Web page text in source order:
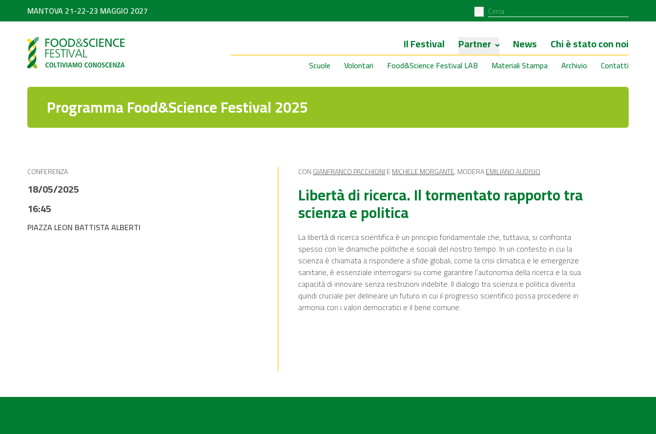
MANTOVA 21-22-23 MAGGIO 2027
Il Festival Partner News Chi è stato con noi
Scuole Volontari Food&Science Festival LAB Materiali Stampa Archivio Contatti
Programma Food&Science Festival 2025
CONFERENZA
18/05/2025
16:45
PIAZZA LEON BATTISTA ALBERTI
CONGIANFRANCO PACCHIONIEMICHELE MORGANTE. MODERAEMILIANO AUDISIO
Libertà di ricerca. Il tormentato rapporto tra
scienza e politica
La libertà di ricerca scientifica è un principio fondamentale che, tuttavia, si confronta
spesso con le dinamiche politiche e sociali del nostro tempo. In un contesto in cui la
scienza è chiamata a rispondere a sfide globali, come la crisi climatica e le emergenze
sanitarie, è essenziale interrogarsi su come garantire l'autonomia della ricerca e la sua
capacità di innovare senza restrizioni indebite. Il dialogo tra scienza e politica diventa
quindi cruciale per delineare un futuro in cui il progresso scientifico possa procedere in
armonia con i valori democratici e il bene comune.​
PARTNER
Diventa partner
Partner 2026
SEARCH